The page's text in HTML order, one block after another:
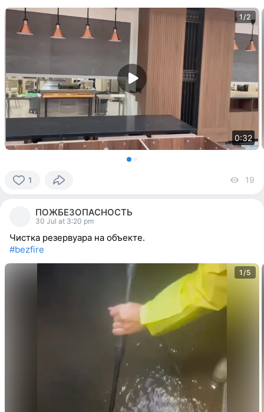
1/2
0:32
1 19
ПОЖБЕЗОПАСНОСТЬ
30 Jul at 3:20 pm
Чистка резервуара на объекте.
#bezfire
1/5